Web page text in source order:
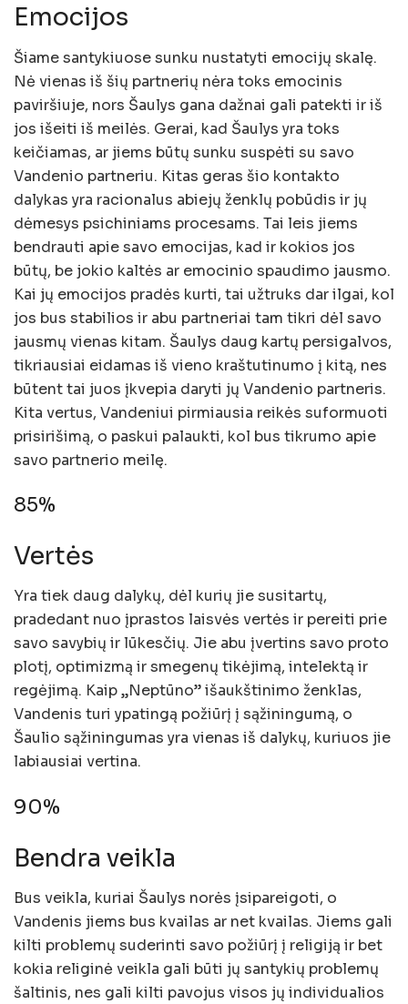
Emocijos
Šiame santykiuose sunku nustatyti emocijų skalę.
Nė vienas iš šių partnerių nėra toks emocinis
paviršiuje, nors Šaulys gana dažnai gali patekti ir iš
jos išeiti iš meilės. Gerai, kad Šaulys yra toks
keičiamas, ar jiems būtų sunku suspėti su savo
Vandenio partneriu. Kitas geras šio kontakto
dalykas yra racionalus abiejų ženklų pobūdis ir jų
dėmesys psichiniams procesams. Tai leis jiems
bendrauti apie savo emocijas, kad ir kokios jos
būtų, be jokio kaltės ar emocinio spaudimo jausmo.
Kai jų emocijos pradės kurti, tai užtruks dar ilgai, kol
jos bus stabilios ir abu partneriai tam tikri dėl savo
jausmų vienas kitam. Šaulys daug kartų persigalvos,
tikriausiai eidamas iš vieno kraštutinumo į kitą, nes
būtent tai juos įkvepia daryti jų Vandenio partneris.
Kita vertus, Vandeniui pirmiausia reikės suformuoti
prisirišimą, o paskui palaukti, kol bus tikrumo apie
savo partnerio meilę.
85%
Vertės
Yra tiek daug dalykų, dėl kurių jie susitartų,
pradedant nuo įprastos laisvės vertės ir pereiti prie
savo savybių ir lūkesčių. Jie abu įvertins savo proto
plotį, optimizmą ir smegenų tikėjimą, intelektą ir
regėjimą. Kaip „Neptūno” išaukštinimo ženklas,
Vandenis turi ypatingą požiūrį į sąžiningumą, o
Šaulio sąžiningumas yra vienas iš dalykų, kuriuos jie
labiausiai vertina.
90%
Bendra veikla
Bus veikla, kuriai Šaulys norės įsipareigoti, o
Vandenis jiems bus kvailas ar net kvailas. Jiems gali
kilti problemų suderinti savo požiūrį į religiją ir bet
kokia religinė veikla gali būti jų santykių problemų
šaltinis, nes gali kilti pavojus visos jų individualios